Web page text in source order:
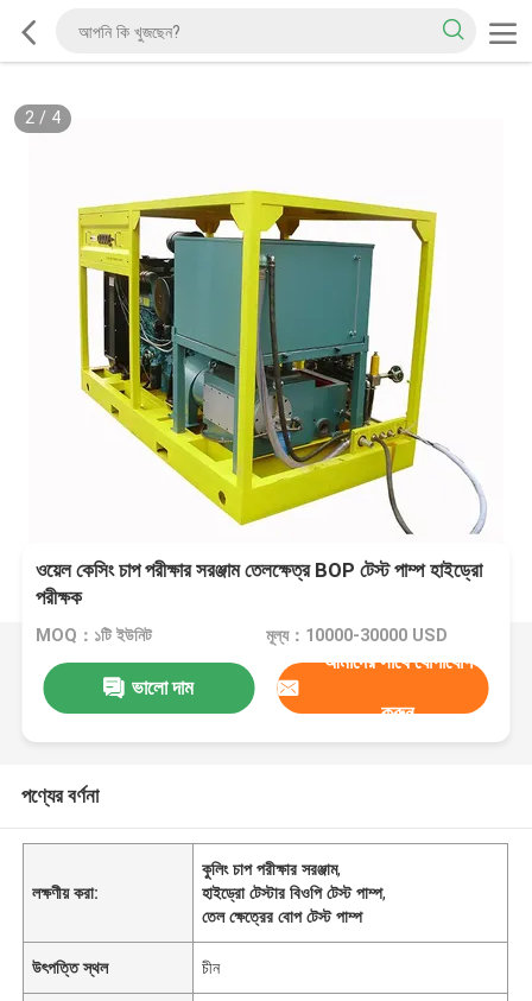
2/ 4
ওয়েল কেসিং চাপ পরীক্ষার সরঞ্জাম তেলক্ষেত্র BOP টেস্ট পাম্প হাইড্রো
পরীক্ষক
MOQ：১টি ইউনিট মূল্য：10000-30000 USD
ভালো দাম
আমাদের সাথে যোগাযোগ
করুন
পণ্যের বর্ণনা
লক্ষণীয় করা:
কুলিং চাপ পরীক্ষার সরঞ্জাম,
হাইড্রো টেস্টার বিওপি টেস্ট পাম্প,
তেল ক্ষেত্রের বোপ টেস্ট পাম্প
উৎপত্তি স্থল চীন